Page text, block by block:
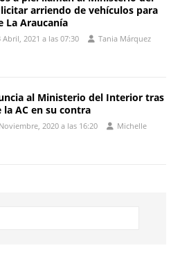
arriendo de vehículos para
La Araucanía
Abril, 2021 a las 07:30
Tania Márquez
al Ministerio del Interior tras
la AC en su contra
2020 a las 16:20
Michelle